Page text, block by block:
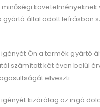
követelményeknek
gyártó által adott leírásban
Ön a termék gyártó
számított két éven belül
elveszti.
kizárólag az ingó